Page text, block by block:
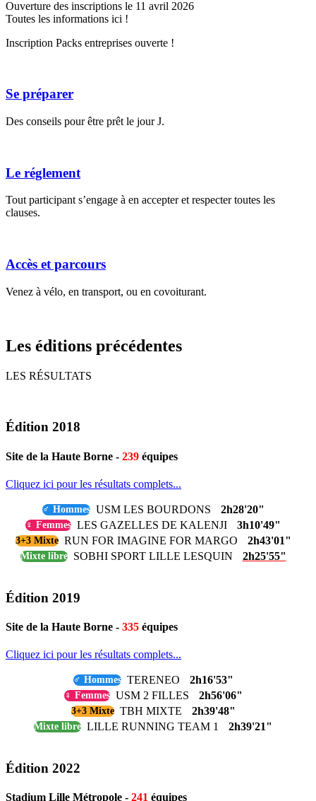
Ouverture des inscriptions le 11 avril 2026
Toutes les informations ici !
Inscription Packs entreprises ouverte !
Se préparer
Des conseils pour être prêt le jour J.
Le réglement
Tout participant s’engage à en accepter et respecter toutes les
clauses.
Accès et parcours
Venez à vélo, en transport, ou en covoiturant.
Les éditions précédentes
LES RÉSULTATS
Édition 2018
Site de la Haute Borne - 239 équipes
Cliquez ici pour les résultats complets...
♂ Hommes USM LES BOURDONS 2h28'20"
♀ Femmes LES GAZELLES DE KALENJI 3h10'49"
3+3 Mixte RUN FOR IMAGINE FOR MARGO 2h43'01"
Mixte libre SOBHI SPORT LILLE LESQUIN 2h25'55"
Édition 2019
Site de la Haute Borne - 335 équipes
Cliquez ici pour les résultats complets...
♂ Hommes TERENEO 2h16'53"
♀ Femmes USM 2 FILLES 2h56'06"
3+3 Mixte TBH MIXTE 2h39'48"
Mixte libre LILLE RUNNING TEAM 1 2h39'21"
Édition 2022
Stadium Lille Métropole - 241 équipes